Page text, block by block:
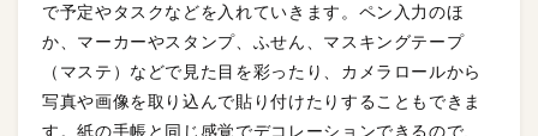
で予定やタスクなどを入れていきます。ペン入力のほ
か、マーカーやスタンプ、ふせん、マスキングテープ
（マステ）などで見た目を彩ったり、カメラロールから
写真や画像を取り込んで貼り付けたりすることもできま
す。紙の手帳と同じ感覚でデコレーションできるので、